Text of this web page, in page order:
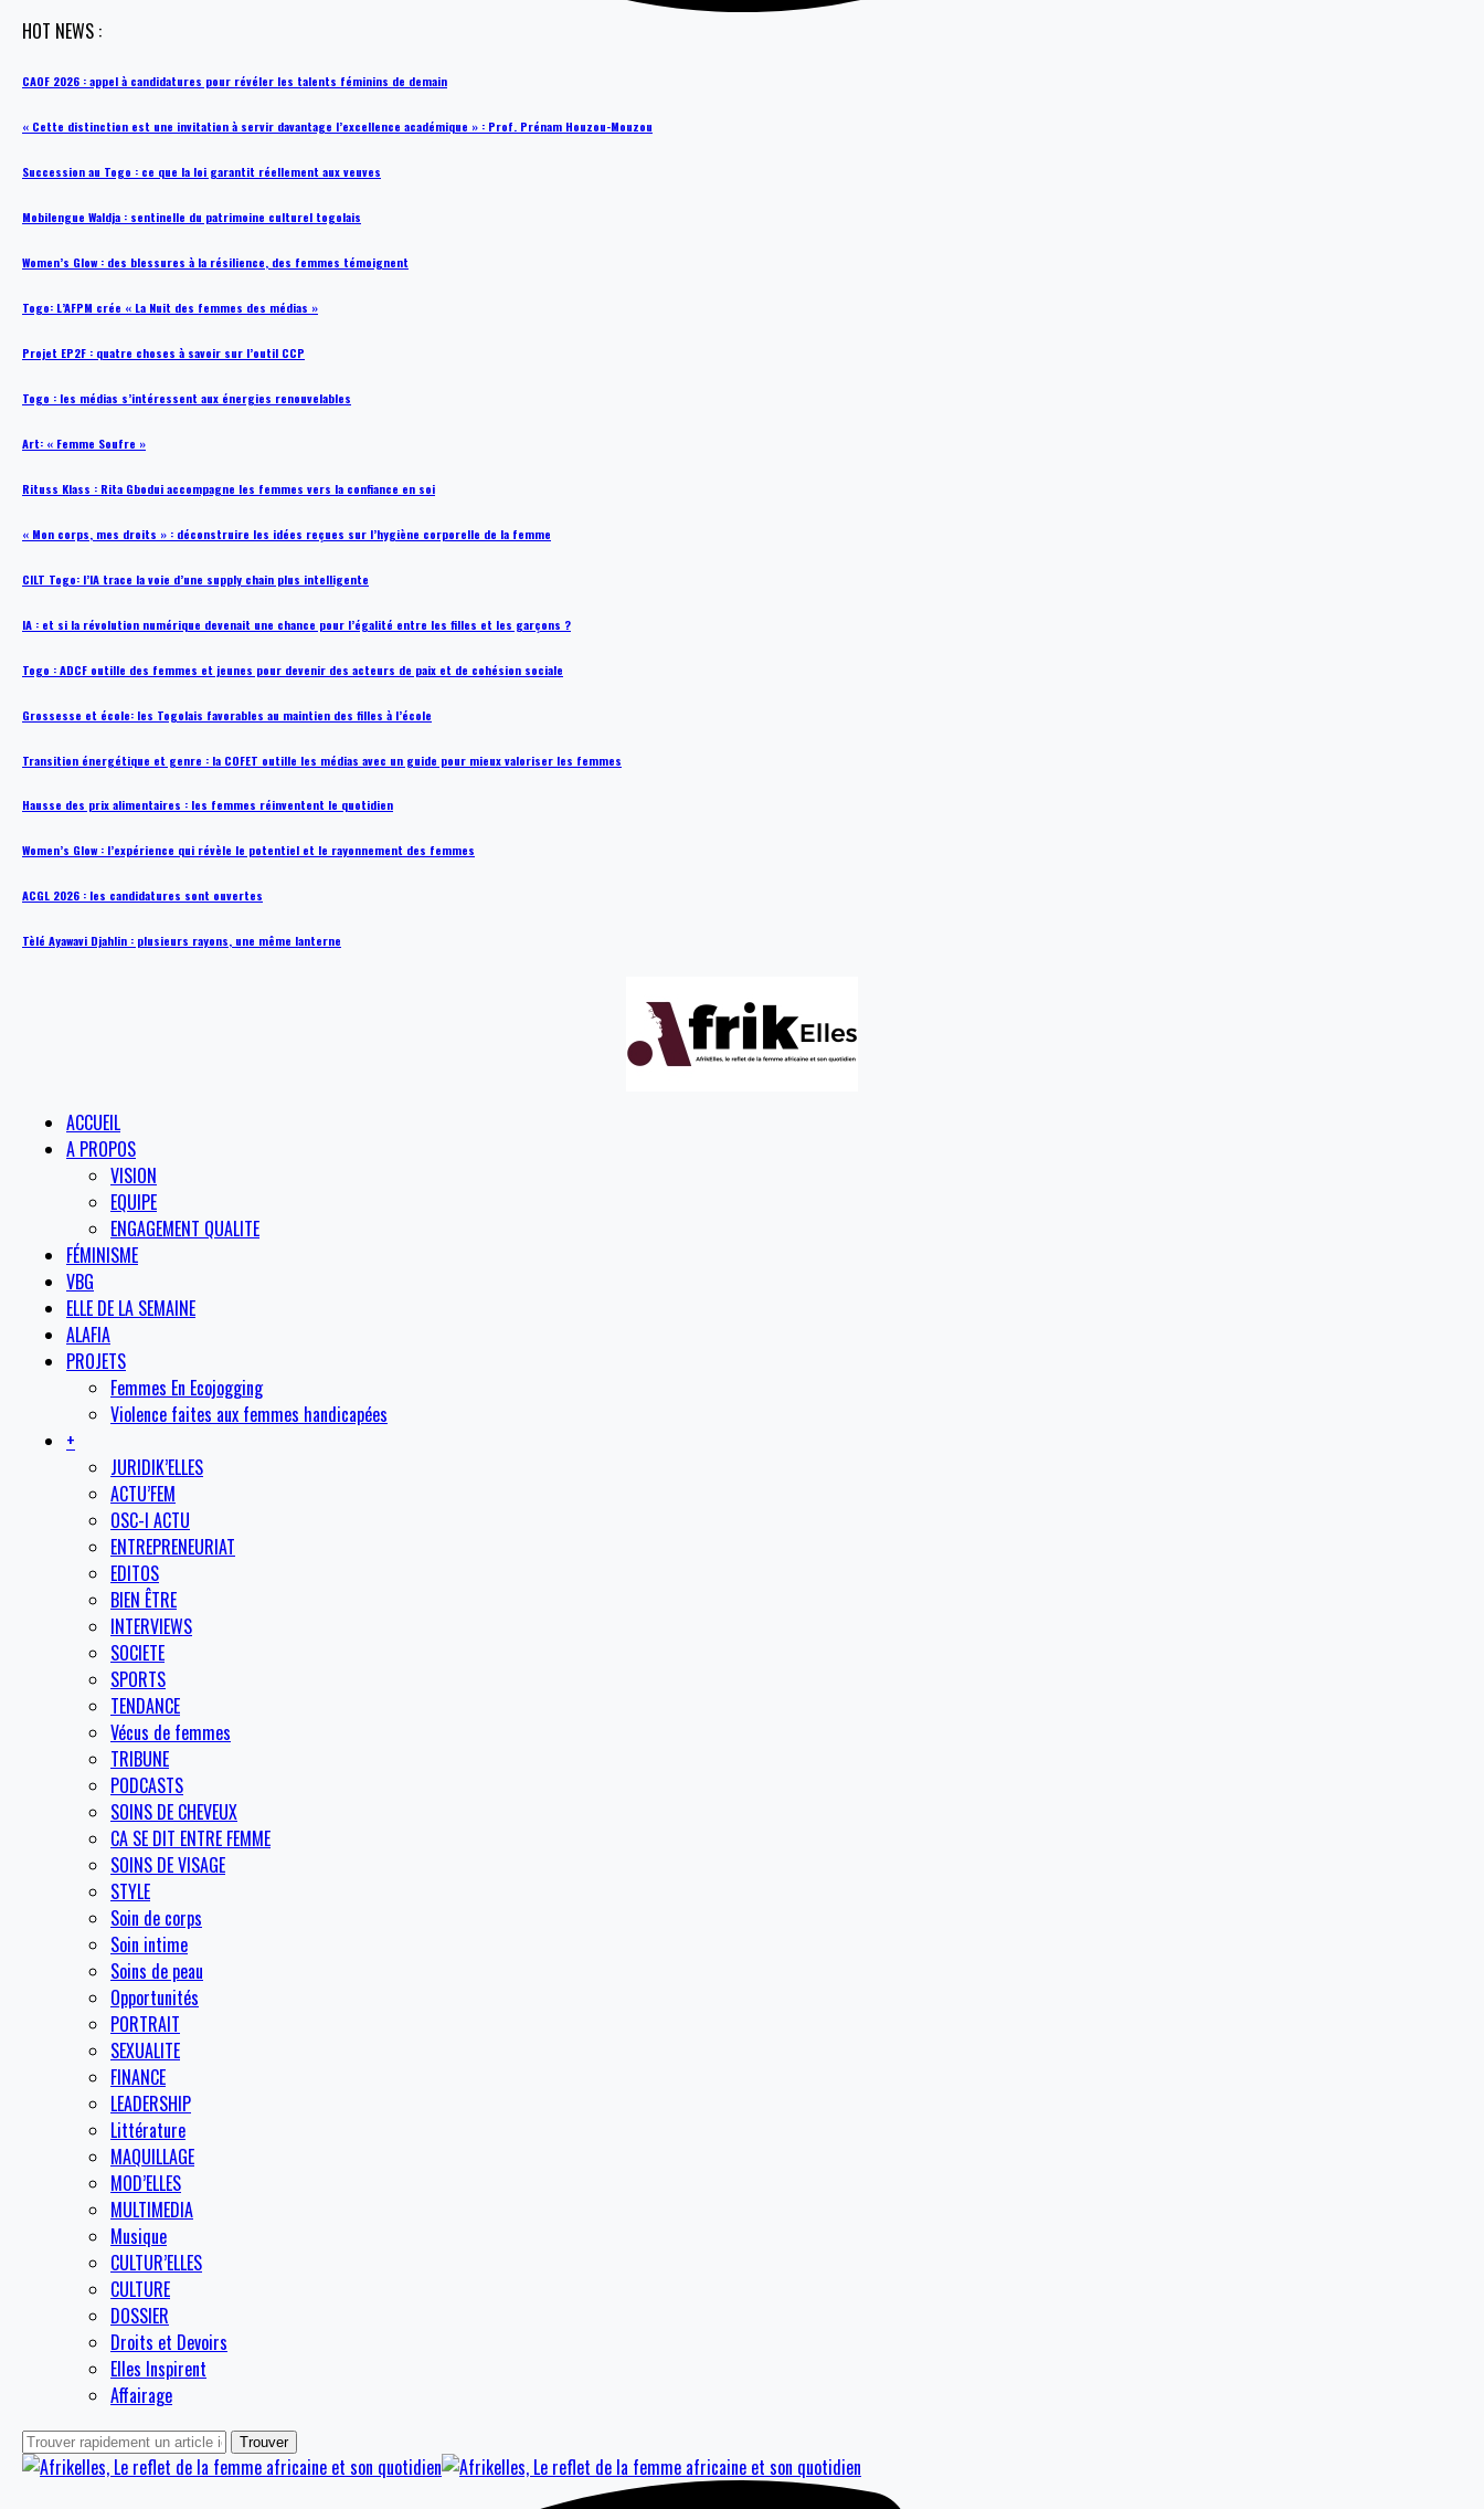
HOT NEWS :
CAOF 2026 : appel à candidatures pour révéler les talents féminins de demain
« Cette distinction est une invitation à servir davantage l’excellence académique » : Prof. Prénam Houzou-Mouzou
Succession au Togo : ce que la loi garantit réellement aux veuves
Mobilengue Waldja : sentinelle du patrimoine culturel togolais
Women’s Glow : des blessures à la résilience, des femmes témoignent
Togo: L’AFPM crée « La Nuit des femmes des médias »
Projet EP2F : quatre choses à savoir sur l’outil CCP
Togo : les médias s’intéressent aux énergies renouvelables
Art: « Femme Soufre »
Rituss Klass : Rita Gbodui accompagne les femmes vers la confiance en soi
« Mon corps, mes droits » : déconstruire les idées reçues sur l’hygiène corporelle de la femme
CILT Togo: l’IA trace la voie d’une supply chain plus intelligente
IA : et si la révolution numérique devenait une chance pour l’égalité entre les filles et les garçons ?
Togo : ADCF outille des femmes et jeunes pour devenir des acteurs de paix et de cohésion sociale
Grossesse et école: les Togolais favorables au maintien des filles à l’école
Transition énergétique et genre : la COFET outille les médias avec un guide pour mieux valoriser les femmes
Hausse des prix alimentaires : les femmes réinventent le quotidien
Women’s Glow : l’expérience qui révèle le potentiel et le rayonnement des femmes
ACGL 2026 : les candidatures sont ouvertes
Tèlé Ayawavi Djahlin : plusieurs rayons, une même lanterne
ACCUEIL
A PROPOS
VISION
EQUIPE
ENGAGEMENT QUALITE
FÉMINISME
VBG
ELLE DE LA SEMAINE
ALAFIA
PROJETS
Femmes En Ecojogging
Violence faites aux femmes handicapées
+
JURIDIK’ELLES
ACTU’FEM
OSC-I ACTU
ENTREPRENEURIAT
EDITOS
BIEN ÊTRE
INTERVIEWS
SOCIETE
SPORTS
TENDANCE
Vécus de femmes
TRIBUNE
PODCASTS
SOINS DE CHEVEUX
CA SE DIT ENTRE FEMME
SOINS DE VISAGE
STYLE
Soin de corps
Soin intime
Soins de peau
Opportunités
PORTRAIT
SEXUALITE
FINANCE
LEADERSHIP
Littérature
MAQUILLAGE
MOD’ELLES
MULTIMEDIA
Musique
CULTUR’ELLES
CULTURE
DOSSIER
Droits et Devoirs
Elles Inspirent
Affairage